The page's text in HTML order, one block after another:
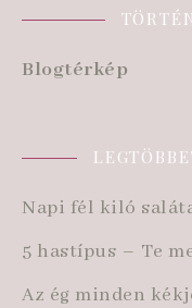
Blogtérkép
Napi fél kiló
5 hastípus – Te
Az ég minden